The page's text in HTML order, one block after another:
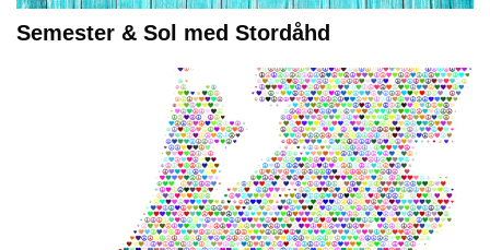
Semester & Sol med Stordåhd